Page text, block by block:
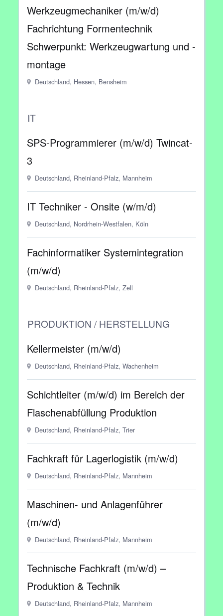
Werkzeugmechaniker (m/w/d)
Fachrichtung Formentechnik
Schwerpunkt: Werkzeugwartung und -
montage
Deutschland, Hessen, Bensheim
IT
SPS-Programmierer (m/w/d) Twincat-
3
Deutschland, Rheinland-Pfalz, Mannheim
IT Techniker - Onsite (w/m/d)
Deutschland, Nordrhein-Westfalen, Köln
Fachinformatiker Systemintegration
(m/w/d)
Deutschland, Rheinland-Pfalz, Zell
PRODUKTION / HERSTELLUNG
Kellermeister (m/w/d)
Deutschland, Rheinland-Pfalz, Wachenheim
Schichtleiter (m/w/d) im Bereich der
Flaschenabfüllung Produktion
Deutschland, Rheinland-Pfalz, Trier
Fachkraft für Lagerlogistik (m/w/d)
Deutschland, Rheinland-Pfalz, Mannheim
Maschinen- und Anlagenführer
(m/w/d)
Deutschland, Rheinland-Pfalz, Mannheim
Technische Fachkraft (m/w/d) –
Produktion & Technik
Deutschland, Rheinland-Pfalz, Mannheim